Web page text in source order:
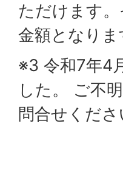
ただけます
金額となりま
※3 令和7年4
した。 ご不
問合せくださ